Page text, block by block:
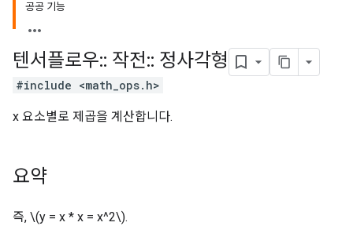
공공 기능
텐서플로우:: 작전:: 정사각형
#include <math_ops.h>
x 요소별로 제곱을 계산합니다.
요약
즉, \(y = x * x = x^2\).